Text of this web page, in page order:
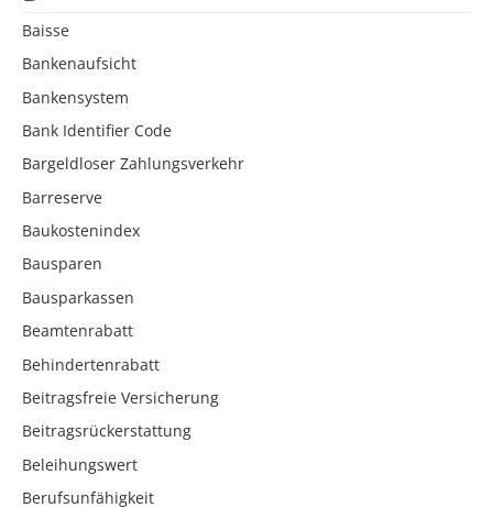
Baisse
Bankenaufsicht
Bankensystem
Bank Identifier Code
Bargeldloser Zahlungsverkehr
Barreserve
Baukostenindex
Bausparen
Bausparkassen
Beamtenrabatt
Behindertenrabatt
Beitragsfreie Versicherung
Beitragsrückerstattung
Beleihungswert
Berufsunfähigkeit